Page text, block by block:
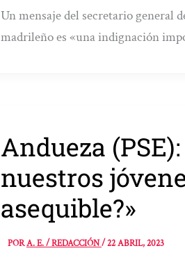
Un mensaje del secretario general
madrileño es «una indignación
Andueza
nuestros
asequible?»
PORA. E. / REDACCIÓN/22 ABRIL, 2023